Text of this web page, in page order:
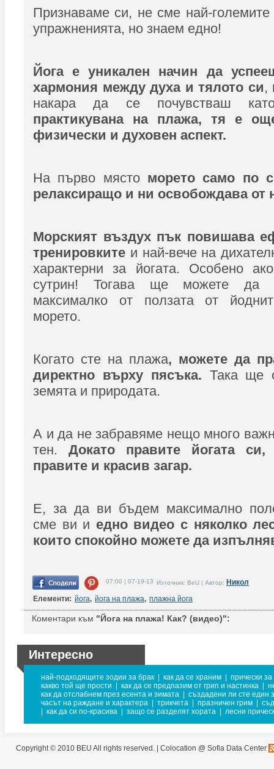
Признаваме си, не сме най-големите
упражненията, но знаем едно!
Йога е уникален начин да
хармония между духа и тялото си,
накара да се почувстваш
практикувана на плажа, тя е
физически и духовен аспект.
На първо мястоморето само по
релаксиращо и ни освобождава от
Морският въздух пък повишава
тренировките и най-вече на
характерни за йогата. Особено
сутрин! Тогава ще можете да
максималко от ползата от
морето.
Когато сте на плажа, можете да
директно върху пясъка. Така ще
земята и природата.
А и да не забравяме нещо много
тен. Докато правите йогата
правите и красив загар.
Е, за да ви бъдем максимално
сме ви и едно видео с няколко
които спокойно можете да
07:00 | 07-19-13 Източник: BeU | Автор: Никол
Елементи: йога, йога на плажа, плажна йога
Коментари към "Йога на плажа! Как? (видео)":
Интересно
най-подходящите зодии за брак как да се храним
прически
какво той ще прости
как да се предпазим от грип и настинка
как да отслабнем през есента и зимата
създадени ли сте един
часът на раждане и характера
трикчета празничен грим
как да си по-красива защо се разделят хората лесни
Copyright © 2010 BEU All rights reserved. | Colocation @ Sofia Data Center